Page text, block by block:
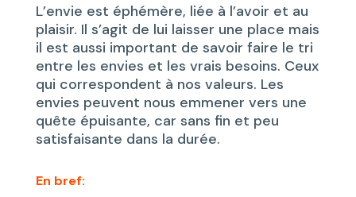
L’envie est éphémère, liée à l’avoir et au
plaisir. Il s’agit de lui laisser une place mais
il est aussi important de savoir faire le tri
entre les envies et les vrais besoins. Ceux
qui correspondent à nos valeurs. Les
envies peuvent nous emmener vers une
quête épuisante, car sans fin et peu
satisfaisante dans la durée.
En bref: